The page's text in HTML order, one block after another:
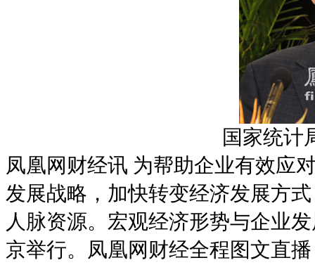
国家统计
凤凰网财经讯 为帮助企业有效应
发展战略，加快转变经济发展方
人脉资源。宏观经济形势与企业
京举行。凤凰网财经全程图文直